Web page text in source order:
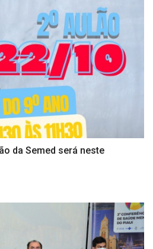
da Semed será neste